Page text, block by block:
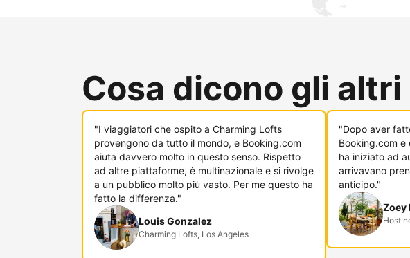
Cosa dicono gli
"I viaggiatori che ospito a Charming Lofts
provengono da tutto il mondo, e Booking.com
aiuta davvero molto in questo senso. Rispetto
ad altre piattaforme, è multinazionale e si rivolge
a un pubblico molto più vasto. Per me questo ha
fatto la differenza."
Louis Gonzalez
Charming Lofts, Los Angeles
"Dopo aver
Booking.com e
ha iniziato ad
arrivavano
anticipo."
Zoey
Host